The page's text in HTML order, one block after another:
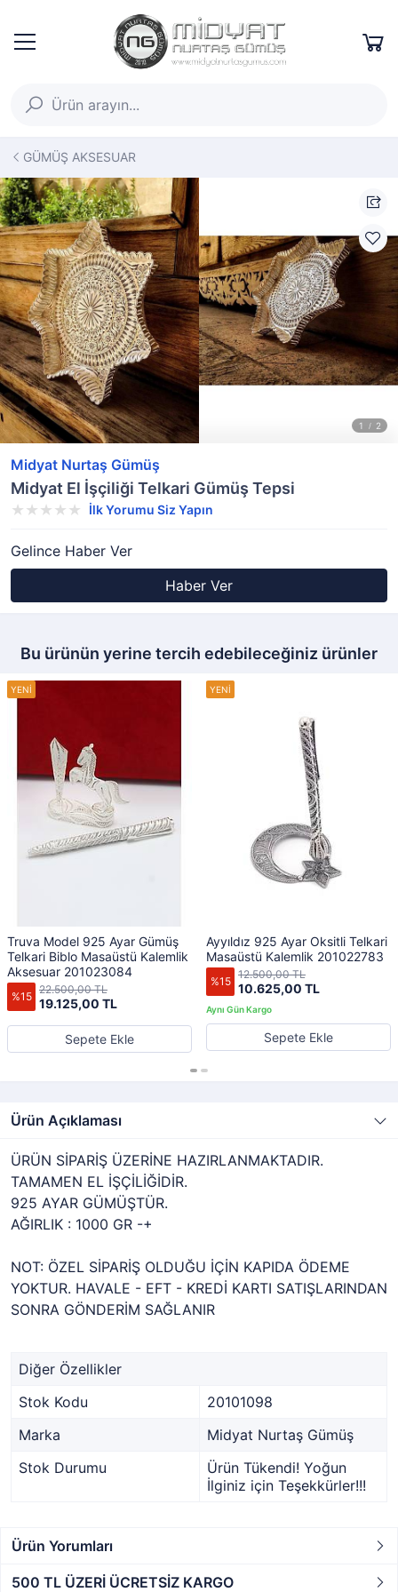
GÜMÜŞ AKSESUAR
Midyat Nurtaş Gümüş
Midyat El İşçiliği Telkari Gümüş Tepsi
İlk Yorumu Siz Yapın
Gelince Haber Ver
Haber Ver
Bu ürünün yerine tercih edebileceğiniz ürünler
Truva Model 925 Ayar Gümüş
Telkari Biblo Masaüstü Kalemlik
Aksesuar 201023084
%15 19.125,00 TL
22.500,00 TL
Sepete Ekle
Ayyıldız 925 Ayar Oksitli Telkari
Masaüstü Kalemlik 201022783
%15 10.625,00 TL
12.500,00 TL
Sepete Ekle
Ürün Açıklaması
ÜRÜN SİPARİŞ ÜZERİNE HAZIRLANMAKTADIR.
TAMAMEN EL İŞÇİLİĞİDİR.
925 AYAR GÜMÜŞTÜR.
AĞIRLIK : 1000 GR -+
NOT: ÖZEL SİPARİŞ OLDUĞU İÇİN KAPIDA ÖDEME
YOKTUR. HAVALE - EFT - KREDİ KARTI SATIŞLARINDAN
SONRA GÖNDERİM SAĞLANIR
Diğer Özellikler
Stok Kodu
20101098
Marka
Midyat Nurtaş Gümüş
Stok Durumu
Ürün Tükendi! Yoğun
İlginiz için Teşekkürler!!!
Ürün Yorumları
500 TL ÜZERİ ÜCRETSİZ KARGO